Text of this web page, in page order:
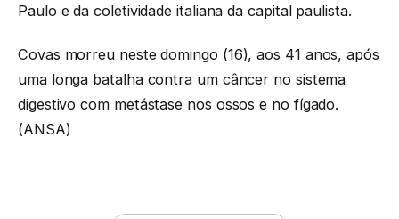
Paulo e da coletividade italiana da capital paulista.
Covas morreu neste domingo (16), aos 41 anos, após
uma longa batalha contra um câncer no sistema
digestivo com metástase nos ossos e no fígado.
(ANSA)